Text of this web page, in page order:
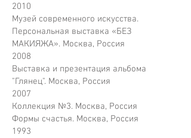
2010
Музей современного искусства.
Персональная выставка «БЕЗ
МАКИЯЖА». Москва, Россия
2008
Выставка и презентация альбома
"Глянец". Москва, Россия
2007
Коллекция №3. Москва, Россия
Формы счастья. Москва, Россия
1993